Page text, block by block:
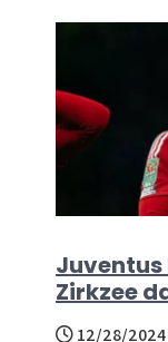
Juventus
Zirkzee
12/28/2024